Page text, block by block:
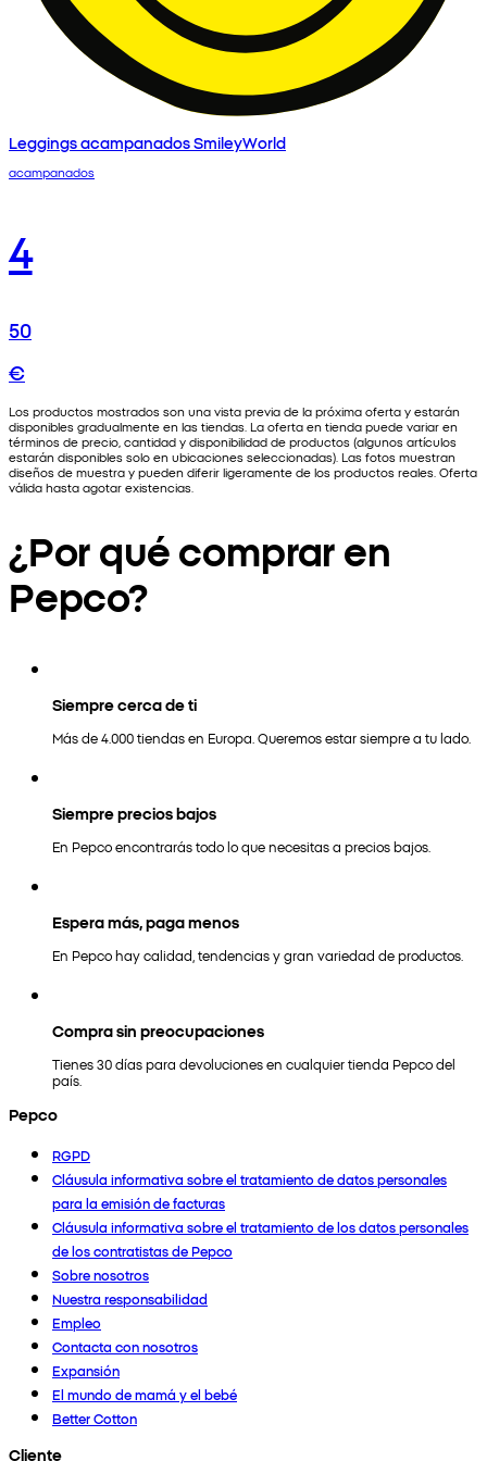
Leggings acampanados SmileyWorld
acampanados
4
50
€
Los productos mostrados son una vista previa de la próxima oferta y estarán
disponibles gradualmente en las tiendas. La oferta en tienda puede variar en
términos de precio, cantidad y disponibilidad de productos (algunos artículos
estarán disponibles solo en ubicaciones seleccionadas). Las fotos muestran
diseños de muestra y pueden diferir ligeramente de los productos reales. Oferta
válida hasta agotar existencias.
¿Por qué comprar en
Pepco?
Siempre cerca de ti
Más de 4.000 tiendas en Europa. Queremos estar siempre a tu lado.
Siempre precios bajos
En Pepco encontrarás todo lo que necesitas a precios bajos.
Espera más, paga menos
En Pepco hay calidad, tendencias y gran variedad de productos.
Compra sin preocupaciones
Tienes 30 días para devoluciones en cualquier tienda Pepco del
país.
Pepco
RGPD
Cláusula informativa sobre el tratamiento de datos personales
para la emisión de facturas
Cláusula informativa sobre el tratamiento de los datos personales
de los contratistas de Pepco
Sobre nosotros
Nuestra responsabilidad
Empleo
Contacta con nosotros
Expansión
El mundo de mamá y el bebé
Better Cotton
Cliente